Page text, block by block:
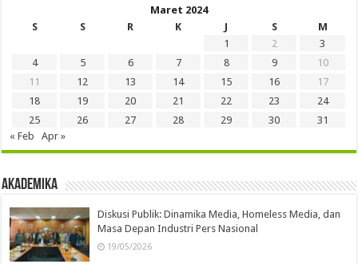
Maret 2024
S
S R K J S
M
1
2
3
4
5 6 7 8 9
10
11
12 13 14 15 16
17
18
19 20 21 22 23
24
25
26 27 28 29 30
31
« Feb
Apr »
Akademika
Diskusi Publik: Dinamika Media, Homeless Media, dan
Masa Depan Industri Pers Nasional
19/05/2026